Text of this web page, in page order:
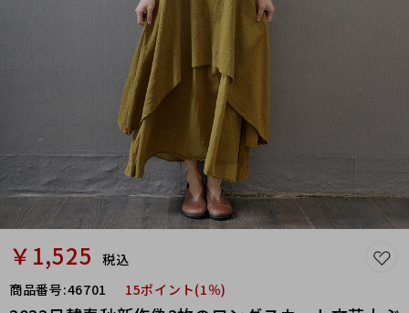
￥1,525
税込
商品番号:46701 15ポイント(1％)